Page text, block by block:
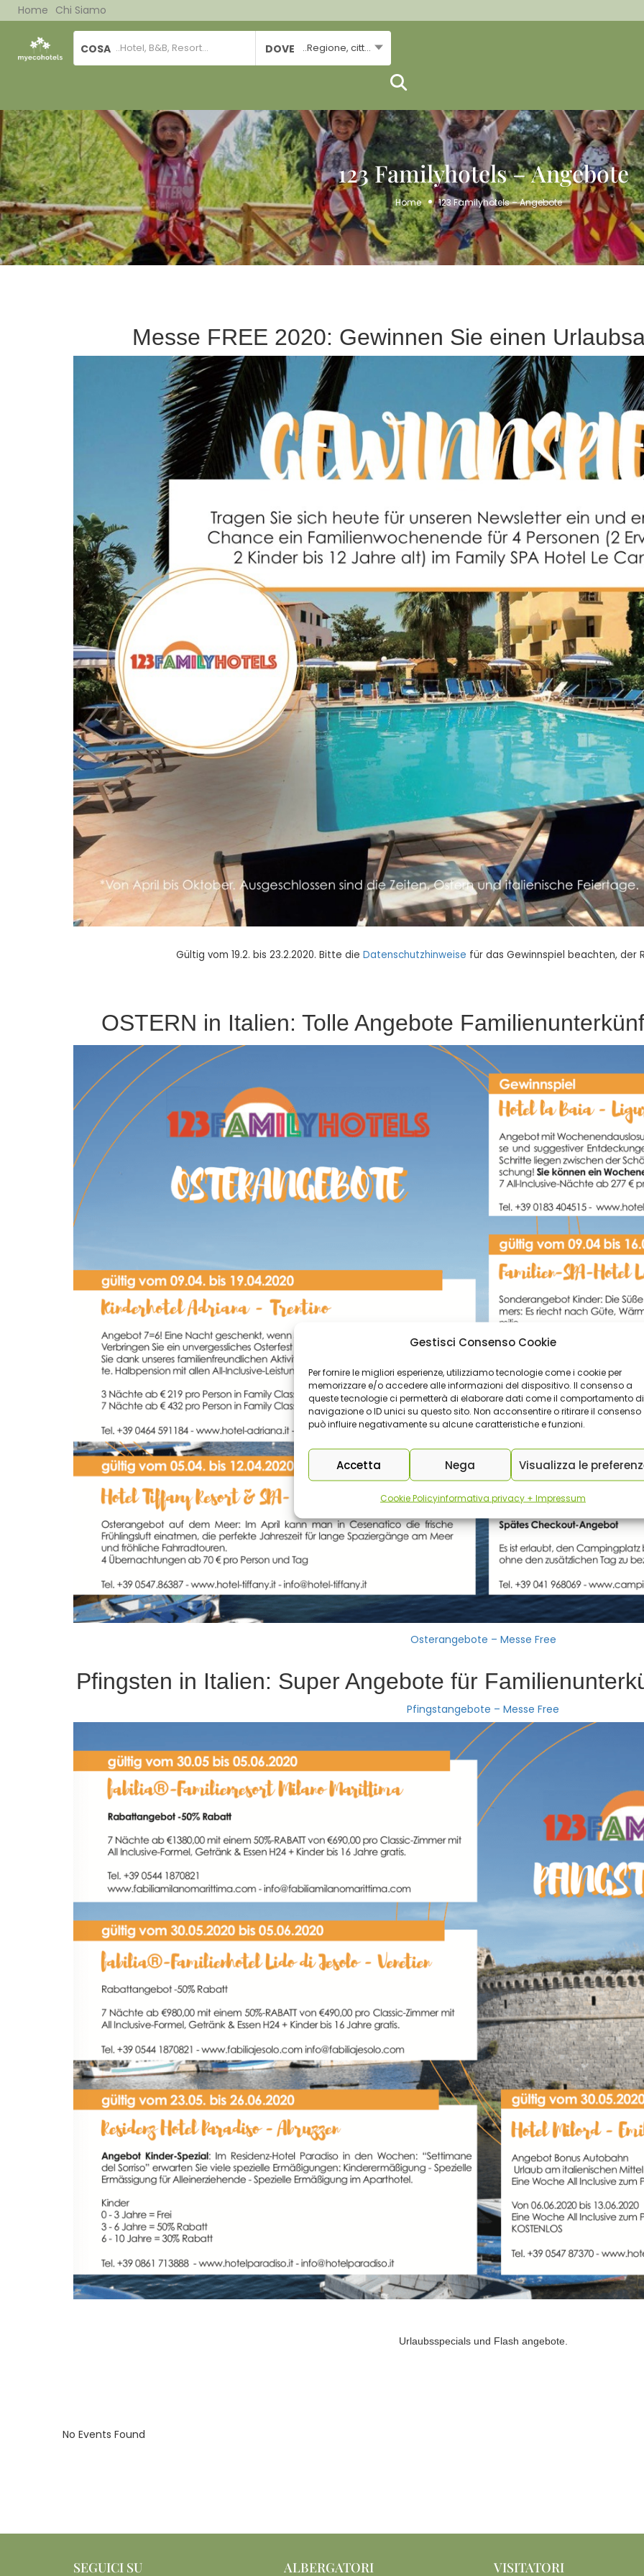
Gestisci Consenso Cookie
Per fornire le migliori esperienze, utilizziamo tecnologie come i cookie per
memorizzare e/o accedere alle informazioni del dispositivo. Il consenso a
queste tecnologie ci permetterà di elaborare dati come il comportamento di
navigazione o ID unici su questo sito. Non acconsentire o ritirare il consenso
può influire negativamente su alcune caratteristiche e funzioni.
Accetta Nega Visualizza le
Cookie Policyinformativa privacy + Impressum
Home Chi Siamo
COSA DOVE ..Regione, città...
123 Familyhotels – Angebote
Home 123 Familyhotels – Angebote
Messe FREE 2020: Gewinnen Sie einen
Gültig vom 19.2. bis 23.2.2020. Bitte die Datenschutzhinweise für das Gewinnspiel beachten, der
OSTERN in Italien: Tolle Angebote
Osterangebote – Messe Free
Pfingsten in Italien: Super Angebote für
Pfingstangebote – Messe Free
Urlaubsspecials und Flash angebote.
No Events Found
SEGUICI SU ALBERGATORI VISITATORI